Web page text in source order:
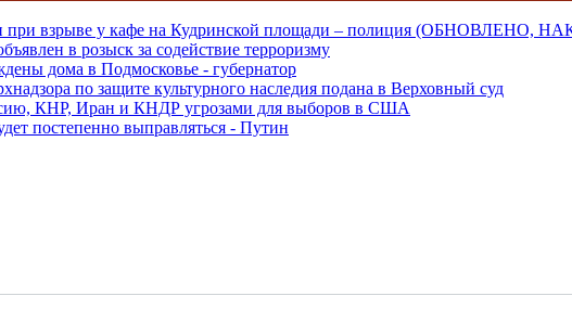
при взрыве у кафе на Кудринской площади – полиция (ОБНОВЛЕНО,
в розыск за содействие терроризму
дома в Подмосковье - губернатор
по защите культурного наследия подана в Верховный суд
КНР, Иран и КНДР угрозами для выборов в США
постепенно выправляться - Путин